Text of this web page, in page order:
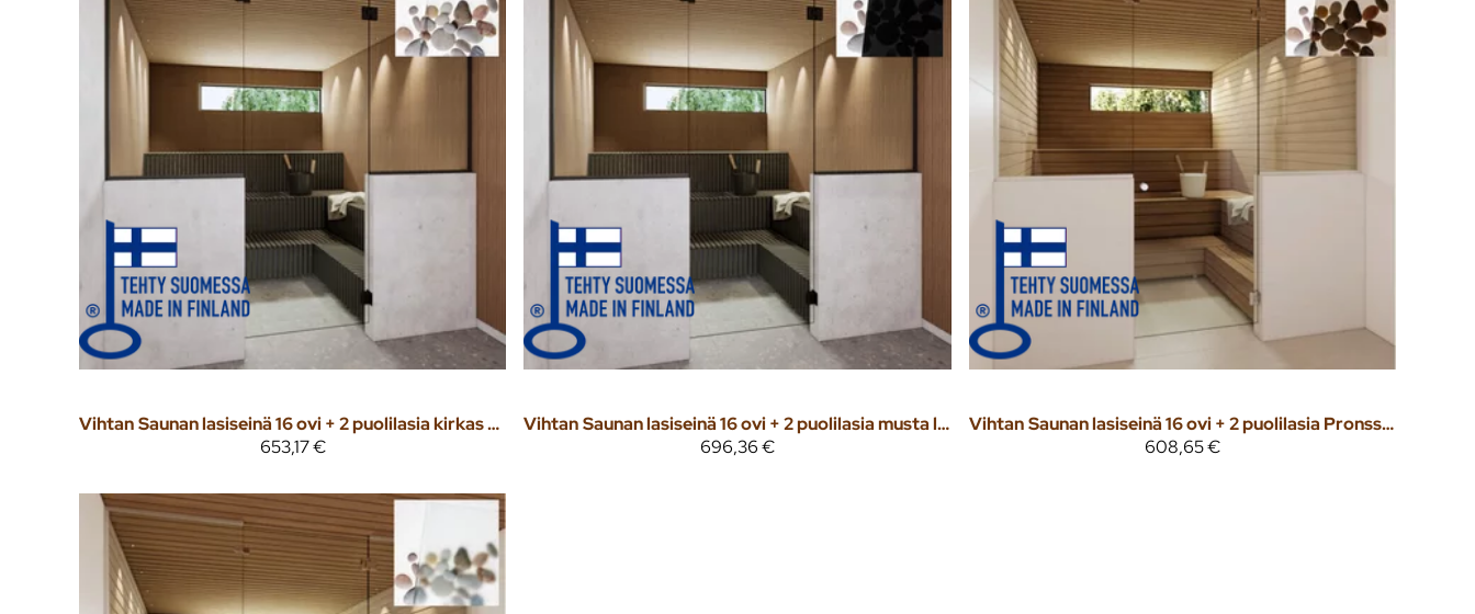
Vihtan
Saunan lasiseinä 16 ovi + 2 puolilasia kirkas väritön lasi
653,17 €
Vihtan
Saunan lasiseinä 16 ovi + 2 puolilasia musta lasi
696,36 €
Vihtan
Saunan lasiseinä 16 ovi + 2 puolilasia Pronssi lasi
608,65 €